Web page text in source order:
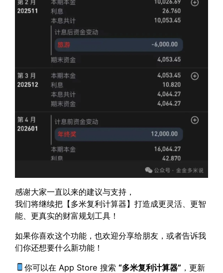
感谢大家一直以来的建议与支持，
我们将继续把【多米复利计算器】打造成更灵活、更智
能、更真实的财富规划工具！
如果你喜欢这个功能，也欢迎分享给朋友，或者告诉我
们你还想要什么新功能！
你可以在 App Store 搜索 “多米复利计算器” ，更新